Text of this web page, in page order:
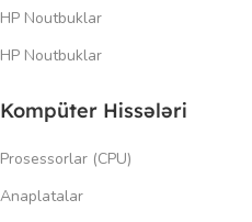
HP Noutbuklar
HP Noutbuklar
Kompüter Hissələri
Prosessorlar (CPU)
Anaplatalar